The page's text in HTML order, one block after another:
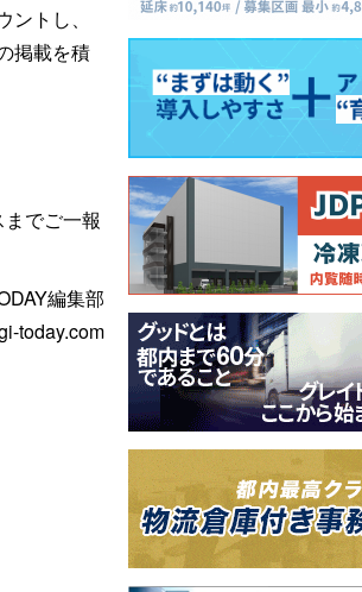
トし、
掲載を積
でご一報
編集部
today.com